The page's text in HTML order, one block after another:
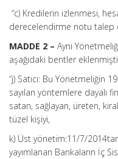
“c) Kredilerin izlenmesi,
derecelendirme notu talep
MADDE 2 – Aynı
aşağıdaki bentler
“j) Satıcı: Bu Yönetmeliğin
sayılan yöntemlere dayalı
satan, sağlayan, üreten,
tüzel kişiyi,
k) Üst yönetim:11/7/
yayımlanan Bankaların İç